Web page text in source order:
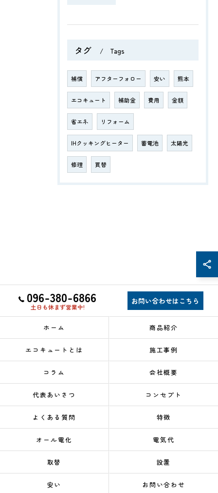
タグ Tags
補償 アフターフォロー 安い 熊本
エコキュート 補助金 費用 金額
省エネ リフォーム
IHクッキングヒーター 蓄電池 太陽光
修理 買替
096-380-6866
土日も休まず営業中!
お問い合わせはこちら
ホーム 商品紹介
エコキュートとは 施工事例
コラム 会社概要
代表あいさつ コンセプト
よくある質問 特徴
オール電化 電気代
取替 設置
安い お問い合わせ